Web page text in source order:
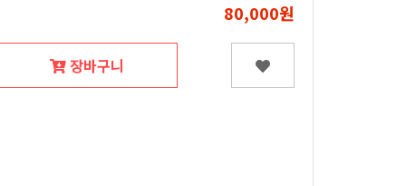
80,000원
장바구니